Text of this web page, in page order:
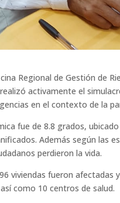
Regional de Gestión de
activamente el
en el contexto de la
fue de 8.8 grados,
Además según las
perdieron la vida.
viviendas fueron afectadas
como 10 centros de salud.